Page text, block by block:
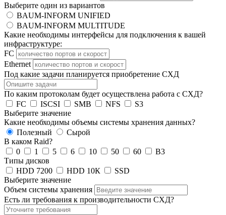
Выберите один из вариантов
BAUM-INFORM UNIFIED
BAUM-INFORM MULTITUDE
Какие необходимы интерфейсы для подключения к вашей
инфраструктуре:
FC
Ethernet
Под какие задачи планируется приобретение СХД
По каким протоколам будет осуществлена работа с СХД?
FC
ISCSI SMB NFS
S3
Выберите значение
Какие необходимы объемы системы хранения данных?
Полезный
Сырой
В каком Raid?
0
1 5 6 10 50 60
B3
Типы дисков
HDD 7200
HDD 10К
SSD
Выберите значение
Объем системы хранения
Есть ли требования к производительности СХД?